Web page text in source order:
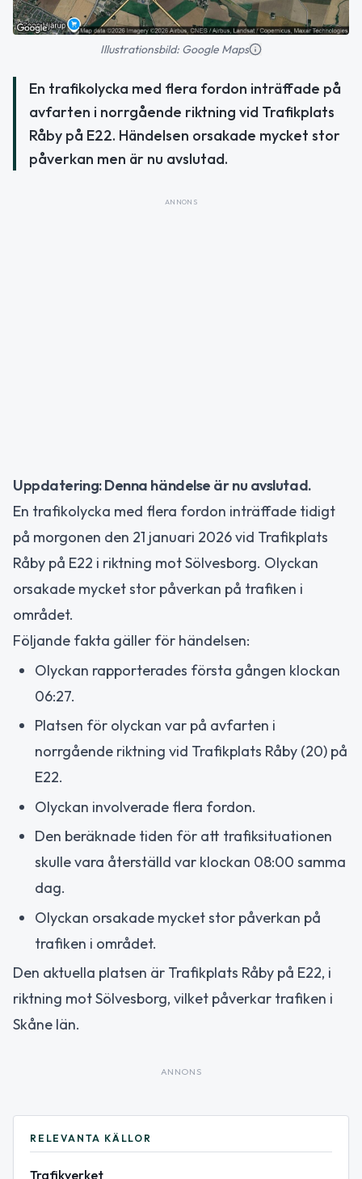
Illustrationsbild: Google Maps
En trafikolycka med flera fordon inträffade på
avfarten i norrgående riktning vid Trafikplats
Råby på E22. Händelsen orsakade mycket stor
påverkan men är nu avslutad.
ANNONS
Uppdatering: Denna händelse är nu avslutad.
En trafikolycka med flera fordon inträffade tidigt
på morgonen den 21 januari 2026 vid Trafikplats
Råby på E22 i riktning mot Sölvesborg. Olyckan
orsakade mycket stor påverkan på trafiken i
området.
Följande fakta gäller för händelsen:
Olyckan rapporterades första gången klockan
06:27.
Platsen för olyckan var på avfarten i
norrgående riktning vid Trafikplats Råby (20) på
E22.
Olyckan involverade flera fordon.
Den beräknade tiden för att trafiksituationen
skulle vara återställd var klockan 08:00 samma
dag.
Olyckan orsakade mycket stor påverkan på
trafiken i området.
Den aktuella platsen är Trafikplats Råby på E22, i
riktning mot Sölvesborg, vilket påverkar trafiken i
Skåne län.
ANNONS
RELEVANTA KÄLLOR
Trafikverket